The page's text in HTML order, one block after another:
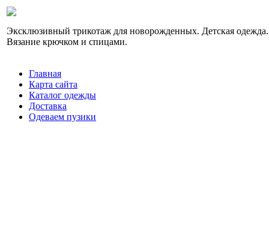
Эксклюзивный трикотаж для новорожденных. Детская одежда.
Вязание крючком и спицами.
Главная
Карта сайта
Каталог одежды
Доставка
Одеваем пузики